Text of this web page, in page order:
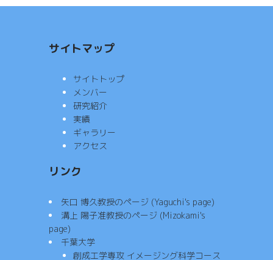
サイトマップ
サイトトップ
メンバー
研究紹介
実績
ギャラリー
アクセス
リンク
矢口 博久教授のページ (Yaguchi's page)
溝上 陽子准教授のページ (Mizokami's
page)
千葉大学
創成工学専攻 イメージング科学コース